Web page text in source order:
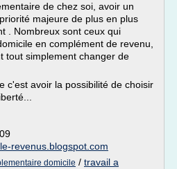
de chez soi, avoir un
majeure de plus en plus
. Nombreux sont ceux qui
en complément de revenu,
tout simplement changer de
c'est avoir la possibilité de choisir
revenus.blogspot.com
domicile / travail a